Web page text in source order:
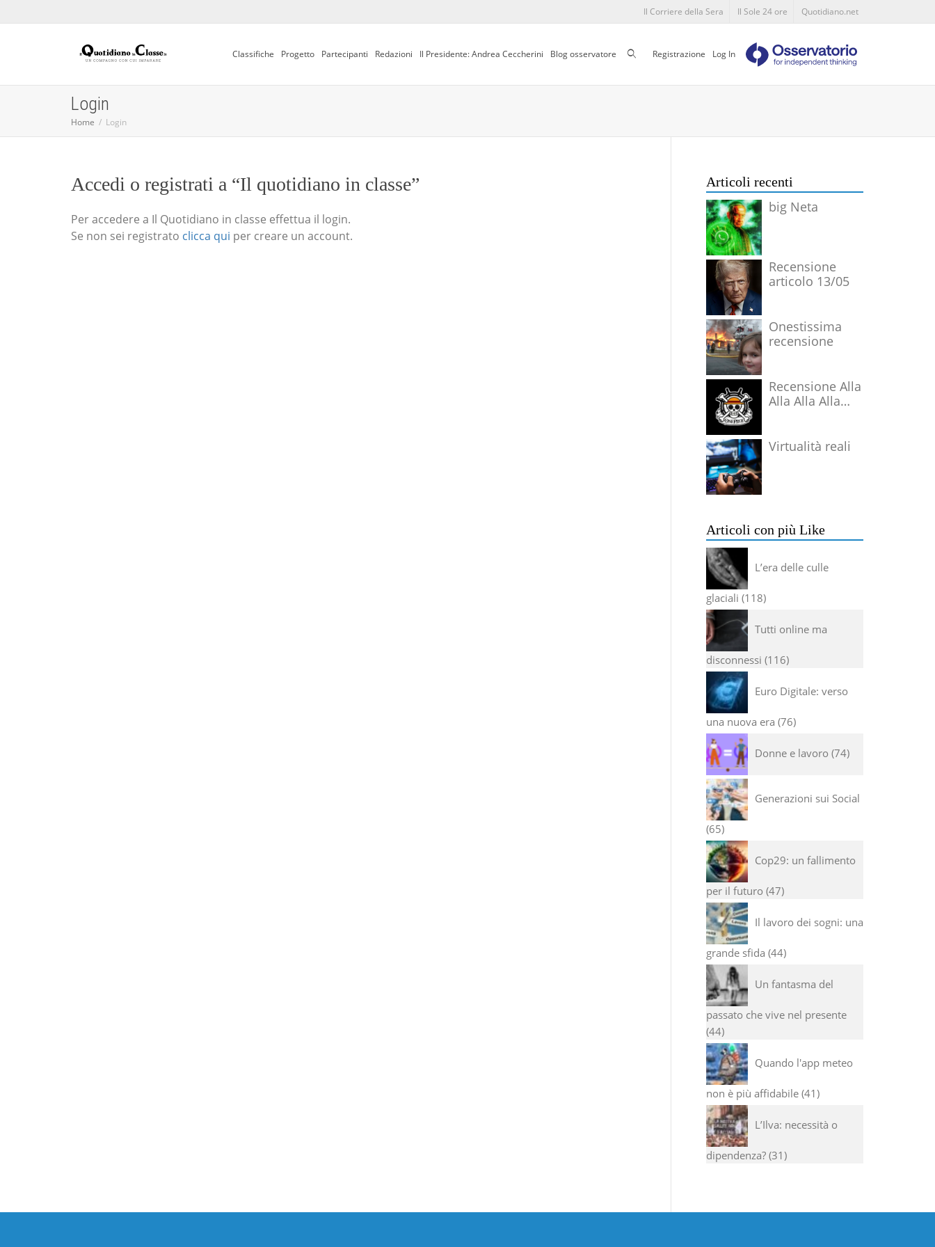
Il Corriere della Sera Il Sole 24 ore Quotidiano.net
Classifiche Progetto Partecipanti Redazioni Il Presidente: Andrea Ceccherini Blog osservatore CercaRegistrazione Log In
Login
Home Login
Accedi o registrati a “Il quotidiano in classe”
Per accedere a Il Quotidiano in classe effettua il login.
Se non sei registrato clicca qui per creare un account.
Articoli recenti
big Neta
Recensione
articolo 13/05
Onestissima
recensione
Recensione Alla
Alla Alla Alla
Virtualità reali
Articoli con più Like
L’era delle culle
glaciali 118
Tutti online ma
disconnessi 116
Euro Digitale: verso
una nuova era 76
Donne e lavoro 74
Generazioni sui Social
65
Cop29: un fallimento
per il futuro 47
Il lavoro dei sogni: una
grande sfida 44
Un fantasma del
passato che vive nel presente
44
Quando l'app meteo
non è più affidabile 41
L’Ilva: necessità o
dipendenza? 31